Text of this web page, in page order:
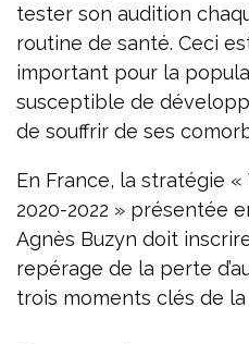
tester son audition
routine de santé. Ceci
important pour la
susceptible de
de souffrir de ses
En France, la stratégie
2020-2022 » présentée
Agnès Buzyn doit
repérage de la perte
trois moments clés de la